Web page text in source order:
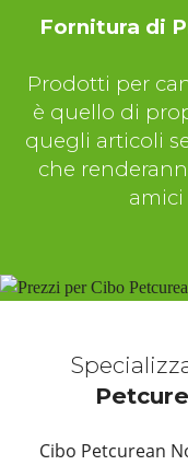
Fornitura di
Prodotti per
è quello di
quegli articoli
che
Cibo Petcurean